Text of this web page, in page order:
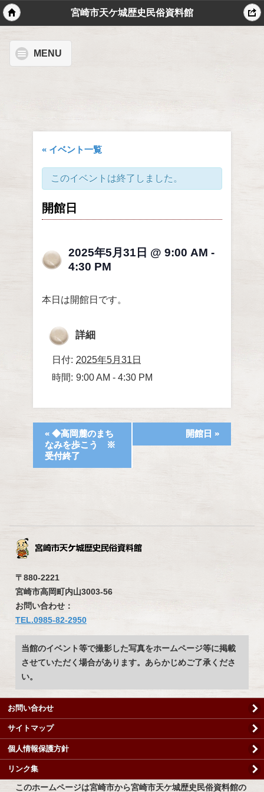
宮崎市天ケ城歴史民俗資料館
MENU
« イベント一覧
このイベントは終了しました。
開館日
2025年5月31日 @ 9:00 AM -
4:30 PM
本日は開館日です。
詳細
日付: 2025年5月31日
時間: 9:00 AM - 4:30 PM
« ◆高岡麓のまち
なみを歩こう ※
受付終了
開館日 »
〒880-2221
宮崎市高岡町内山3003-56
お問い合わせ：
TEL.0985-82-2950
当館のイベント等で撮影した写真をホームページ等に掲載
させていただく場合があります。あらかじめご了承くださ
い。
お問い合わせ
サイトマップ
個人情報保護方針
リンク集
このホームページは宮崎市から宮崎市天ケ城歴史民俗資料館の